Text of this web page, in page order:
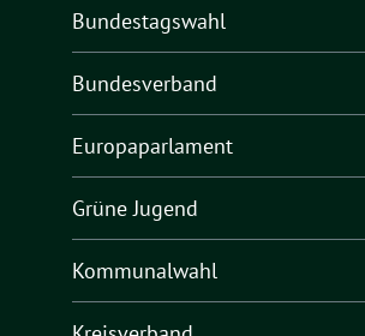
Bundestagswahl
Bundesverband
Europaparlament
Grüne Jugend
Kommunalwahl